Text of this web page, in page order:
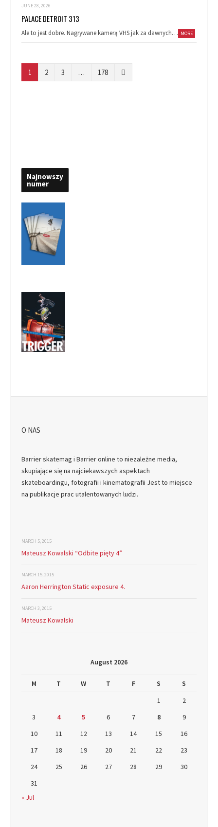
JUNE 28, 2026
PALACE DETROIT 313
Ale to jest dobre. Nagrywane kamerą VHS jak za dawnych… MORE
1 2 3 … 178
N
Najnowszy
numer
O NAS
Barrier skatemag i Barrier online to niezależne media,
skupiające się na najciekawszych aspektach
skateboardingu, fotografii i kinematografii Jest to miejsce
na publikacje prac utalentowanych ludzi.
MARCH 5, 2015
Mateusz Kowalski “Odbite pięty 4”
MARCH 15, 2015
Aaron Herrington Static exposure 4.
MARCH 3, 2015
Mateusz Kowalski
August 2026
M T W T F S
S
1
2
3
4 5 6 7 8
9
10
11 12 13 14 15
16
17
18 19 20 21 22
23
24
25 26 27 28 29
30
31
« Jul